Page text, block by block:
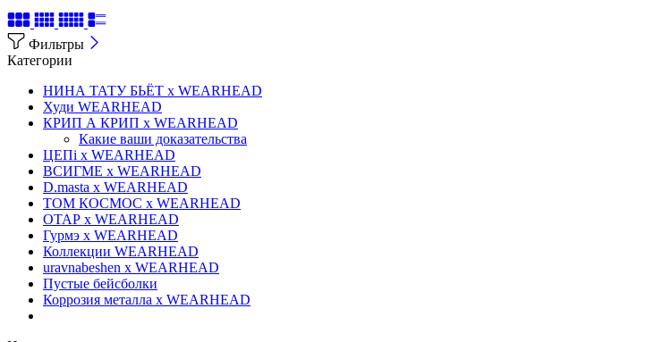
Фильтры
Категории
НИНА ТАТУ БЬЁТ x WEARHEAD
Худи WEARHEAD
КРИП А КРИП x WEARHEAD
Какие ваши доказательства
ЦЕПi x WEARHEAD
ВСИГМЕ x WEARHEAD
D.masta x WEARHEAD
ТОМ КОСМОС x WEARHEAD
ОТАР х WEARHEAD
Гурмэ x WEARHEAD
Коллекции WEARHEAD
uravnabeshen x WEARHEAD
Пустые бейсболки
Коррозия металла x WEARHEAD